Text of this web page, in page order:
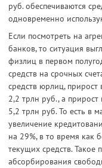
руб. обеспечиваются
одновременно
Если посмотреть на
банков, то ситуация
физлиц в первом
средств на срочных
средств юрлиц,
2,2 трлн руб., а
5,2 трлн руб. То есть в
увеличение
на 29%, в то время как
текущих средств. Такое
абсорбирования